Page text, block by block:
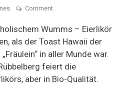
Commenton
2.0
dasselbe
in
„grün”
Wumms – Eierlikör
als der Toast Hawaii der
in aller Munde war.
feiert die
aber in Bio-Qualität.